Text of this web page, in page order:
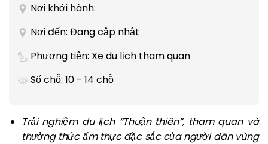
Nơi khởi hành:
Nơi đến: Đang cập nhật
Phương tiện: Xe du lịch tham quan
Số chỗ: 10 - 14 chỗ
Trải nghiệm du lịch “Thuận thiên”, tham quan và
thưởng thức ẩm thực đặc sắc của người dân vùng